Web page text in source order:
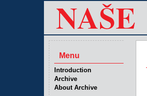
Menu
Introduction
Archive
About Archive